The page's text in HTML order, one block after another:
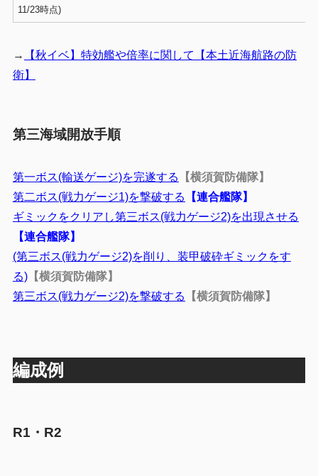
11/23時点)
→
【秋イベ】特効艦や倍率に関して【本土近海航路の防
衛】
第三海域開放手順
第一ボス(輸送ゲージ)を完遂する
【横須賀防備隊】
第二ボス(戦力ゲージ1)を撃破する
【連合艦隊】
ギミックをクリアし第三ボス(戦力ゲージ2)を出現させる
【連合艦隊】
(第三ボス(戦力ゲージ2)を削り、装甲破砕ギミックをす
る)【横須賀防備隊】
第三ボス(戦力ゲージ2)を撃破する
【横須賀防備隊】
編成例
R1・R2